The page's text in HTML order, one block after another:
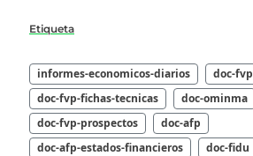
Etiqueta
informes-economicos-diarios
doc-fvp
doc-fvp-fichas-tecnicas
doc-ominma
doc-fvp-prospectos
doc-afp
doc-afp-estados-financieros
doc-fidu